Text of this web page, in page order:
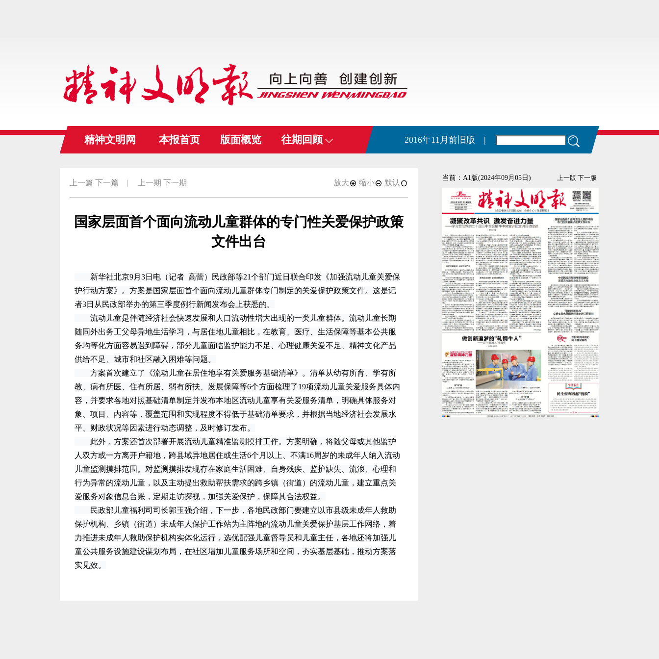
精神文明网 本报首页 版面概览 往期回顾 2016年11月前旧版 |
上一篇 下一篇 | 上一期 下一期 放大 缩小 默认
国家层面首个面向流动儿童群体的专门性关爱保护政策
文件出台
新华社北京9月3日电（记者 高蕾）民政部等21个部门近日联合印发《加强流动儿童关爱保
护行动方案》。方案是国家层面首个面向流动儿童群体专门制定的关爱保护政策文件。这是记
者3日从民政部举办的第三季度例行新闻发布会上获悉的。
流动儿童是伴随经济社会快速发展和人口流动性增大出现的一类儿童群体。流动儿童长期
随同外出务工父母异地生活学习，与居住地儿童相比，在教育、医疗、生活保障等基本公共服
务均等化方面容易遇到障碍，部分儿童面临监护能力不足、心理健康关爱不足、精神文化产品
供给不足、城市和社区融入困难等问题。
方案首次建立了《流动儿童在居住地享有关爱服务基础清单》。清单从幼有所育、学有所
教、病有所医、住有所居、弱有所扶、发展保障等6个方面梳理了19项流动儿童关爱服务具体内
容，并要求各地对照基础清单制定并发布本地区流动儿童享有关爱服务清单，明确具体服务对
象、项目、内容等，覆盖范围和实现程度不得低于基础清单要求，并根据当地经济社会发展水
平、财政状况等因素进行动态调整，及时修订发布。
此外，方案还首次部署开展流动儿童精准监测摸排工作。方案明确，将随父母或其他监护
人双方或一方离开户籍地，跨县域异地居住或生活6个月以上、不满16周岁的未成年人纳入流动
儿童监测摸排范围。对监测摸排发现存在家庭生活困难、自身残疾、监护缺失、流浪、心理和
行为异常的流动儿童，以及主动提出救助帮扶需求的跨乡镇（街道）的流动儿童，建立重点关
爱服务对象信息台账，定期走访探视，加强关爱保护，保障其合法权益。
民政部儿童福利司司长郭玉强介绍，下一步，各地民政部门要建立以市县级未成年人救助
保护机构、乡镇（街道）未成年人保护工作站为主阵地的流动儿童关爱保护基层工作网络，着
力推进未成年人救助保护机构实体化运行，选优配强儿童督导员和儿童主任，各地还将加强儿
童公共服务设施建设谋划布局，在社区增加儿童服务场所和空间，夯实基层基础，推动方案落
实见效。
当前：A1版(2024年09月05日) 上一版 下一版